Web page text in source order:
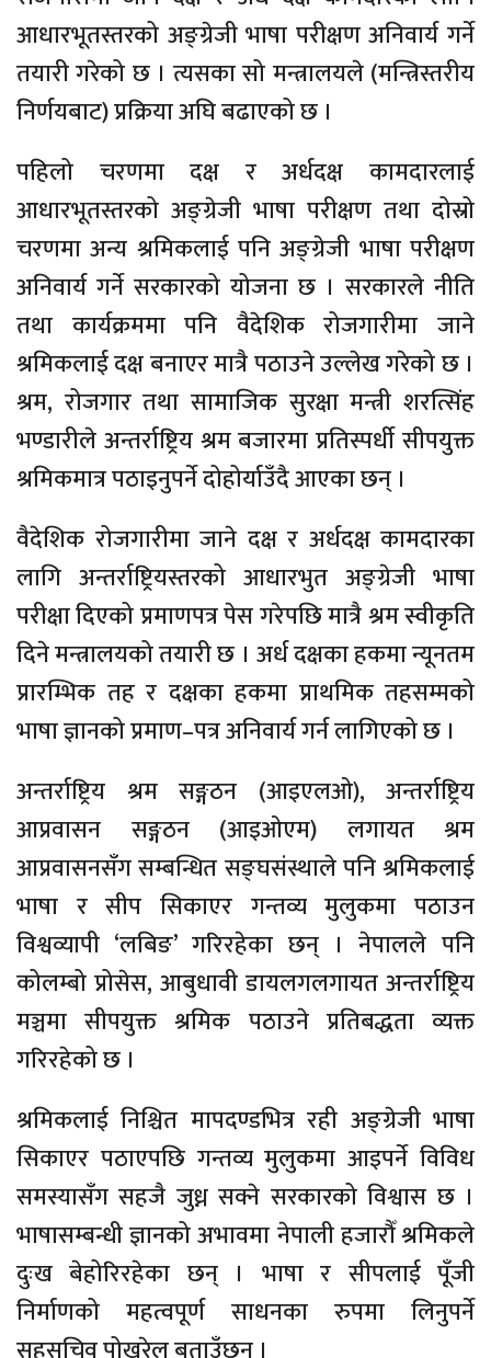
आधारभूतस्तरको अङ्ग्रेजी भाषा परीक्षण अनिवार्य गर्ने
तयारी गरेको छ । त्यसका सो मन्त्रालयले (मन्त्रिस्तरीय
निर्णयबाट) प्रक्रिया अघि बढाएको छ ।
पहिलो चरणमा दक्ष र अर्धदक्ष कामदारलाई
आधारभूतस्तरको अङ्ग्रेजी भाषा परीक्षण तथा दोस्रो
चरणमा अन्य श्रमिकलाई पनि अङ्ग्रेजी भाषा परीक्षण
अनिवार्य गर्ने सरकारको योजना छ । सरकारले नीति
तथा कार्यक्रममा पनि वैदेशिक रोजगारीमा जाने
श्रमिकलाई दक्ष बनाएर मात्रै पठाउने उल्लेख गरेको छ ।
श्रम, रोजगार तथा सामाजिक सुरक्षा मन्त्री शरत्सिंह
भण्डारीले अन्तर्राष्ट्रिय श्रम बजारमा प्रतिस्पर्धी सीपयुक्त
श्रमिकमात्र पठाइनुपर्ने दोहोर्याउँदै आएका छन् ।
वैदेशिक रोजगारीमा जाने दक्ष र अर्धदक्ष कामदारका
लागि अन्तर्राष्ट्रियस्तरको आधारभुत अङ्ग्रेजी भाषा
परीक्षा दिएको प्रमाणपत्र पेस गरेपछि मात्रै श्रम स्वीकृति
दिने मन्त्रालयको तयारी छ । अर्ध दक्षका हकमा न्यूनतम
प्रारम्भिक तह र दक्षका हकमा प्राथमिक तहसम्मको
भाषा ज्ञानको प्रमाण–पत्र अनिवार्य गर्न लागिएको छ ।
अन्तर्राष्ट्रिय श्रम सङ्गठन (आइएलओ), अन्तर्राष्ट्रिय
आप्रवासन सङ्गठन (आइओएम) लगायत श्रम
आप्रवासनसँग सम्बन्धित सङ्घसंस्थाले पनि श्रमिकलाई
भाषा र सीप सिकाएर गन्तव्य मुलुकमा पठाउन
विश्वव्यापी ‘लबिङ’ गरिरहेका छन् । नेपालले पनि
कोलम्बो प्रोसेस, आबुधावी डायलगलगायत अन्तर्राष्ट्रिय
मञ्चमा सीपयुक्त श्रमिक पठाउने प्रतिबद्धता व्यक्त
गरिरहेको छ ।
श्रमिकलाई निश्चित मापदण्डभित्र रही अङ्ग्रेजी भाषा
सिकाएर पठाएपछि गन्तव्य मुलुकमा आइपर्ने विविध
समस्यासँग सहजै जुध्न सक्ने सरकारको विश्वास छ ।
भाषासम्बन्धी ज्ञानको अभावमा नेपाली हजारौँ श्रमिकले
दुःख बेहोरिरहेका छन् । भाषा र सीपलाई पूँजी
निर्माणको महत्वपूर्ण साधनका रुपमा लिनुपर्ने